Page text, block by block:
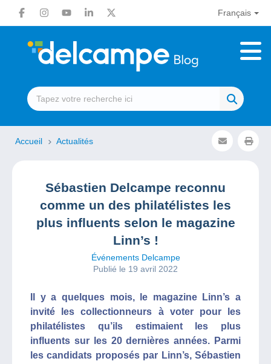
Français
Accueil Actualités
Sébastien Delcampe reconnu
comme un des philatélistes les
plus influents selon le magazine
Linn’s !
Événements Delcampe
Publié le 19 avril 2022
Il y a quelques mois, le magazine Linn’s a
invité les collectionneurs à voter pour les
philatélistes qu’ils estimaient les plus
influents sur les 20 dernières années. Parmi
les candidats proposés par Linn’s, Sébastien